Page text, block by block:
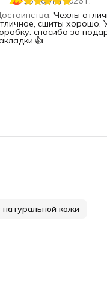
: Чехлы
сшиты хорошо.
спасибо за подарок в виде
кожи